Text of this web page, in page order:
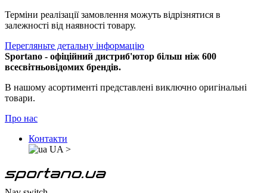
Терміни реалізації замовлення можуть відрізнятися в
залежності від наявності товару.
Перегляньте детальну інформацію
Sportano - офіційний дистриб'ютор більш ніж 600
всесвітньовідомих брендів.
В нашому асортименті представлені виключно оригінальні
товари.
Про нас
Контакти
UA >